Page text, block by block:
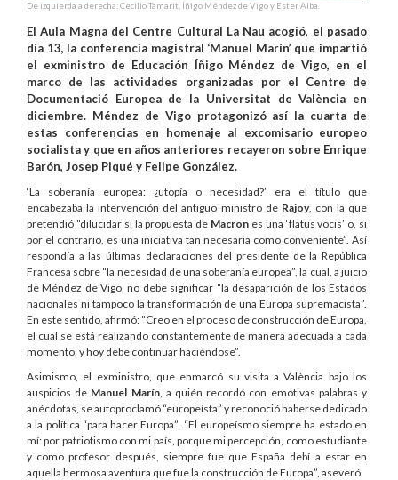
De izquierda a derecha: Cecilio Tamarit, Íñigo Méndez de Vigo y Ester Alba.
El Aula Magna del Centre Cultural La Nau acogió, el pasado
día 13, la conferencia magistral ‘Manuel Marín’ que impartió
el exministro de Educación Íñigo Méndez de Vigo, en el
marco de las actividades organizadas por el Centre de
Documentació Europea de la Universitat de València en
diciembre. Méndez de Vigo protagonizó así la cuarta de
estas conferencias en homenaje al excomisario europeo
socialista y que en años anteriores recayeron sobre Enrique
Barón, Josep Piqué y Felipe González.
‘La soberanía europea: ¿utopía o necesidad?’ era el título que
encabezaba la intervención del antiguo ministro de Rajoy, con la que
pretendió “dilucidar si la propuesta de Macron es una ‘flatus vocis’ o, si
por el contrario, es una iniciativa tan necesaria como conveniente”. Así
respondía a las últimas declaraciones del presidente de la República
Francesa sobre “la necesidad de una soberanía europea”, la cual, a juicio
de Méndez de Vigo, no debe significar “la desaparición de los Estados
nacionales ni tampoco la transformación de una Europa supremacista”.
En este sentido, afirmó: “Creo en el proceso de construcción de Europa,
el cual se está realizando constantemente de manera adecuada a cada
momento, y hoy debe continuar haciéndose”.
Asimismo, el exministro, que enmarcó su visita a València bajo los
auspicios de Manuel Marín, a quién recordó con emotivas palabras y
anécdotas, se autoproclamó “europeísta” y reconoció haberse dedicado
a la política “para hacer Europa”. “El europeísmo siempre ha estado en
mí: por patriotismo con mi país, porque mi percepción, como estudiante
y como profesor después, siempre fue que España debí a estar en
aquella hermosa aventura que fue la construcción de Europa”, aseveró.